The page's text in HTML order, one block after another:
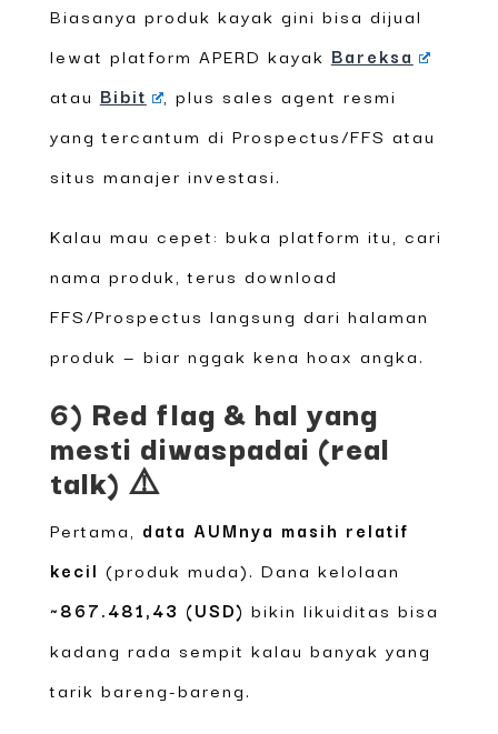
Biasanya produk kayak gini bisa dijual
lewat platform APERD kayak Bareksa
atau Bibit
, plus sales agent resmi
yang tercantum di Prospectus/FFS atau
situs manajer investasi.
Kalau mau cepet: buka platform itu, cari
nama produk, terus download
FFS/Prospectus langsung dari halaman
produk — biar nggak kena hoax angka.
6) Red flag & hal yang
mesti diwaspadai (real
talk) ⚠️
Pertama, data AUMnya masih relatif
kecil (produk muda). Dana kelolaan
~867.481,43 (USD) bikin likuiditas bisa
kadang rada sempit kalau banyak yang
tarik bareng-bareng.